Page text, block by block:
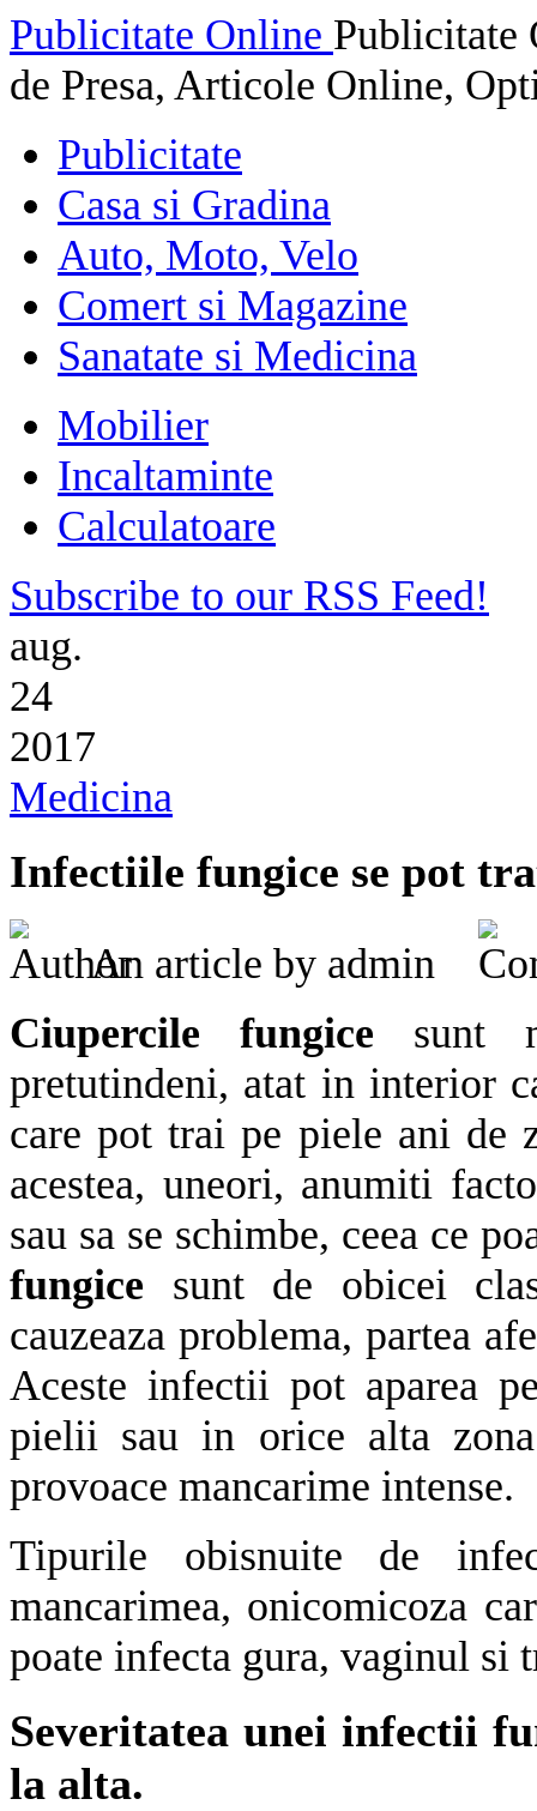
Publicitate Online Publicitate
de Presa, Articole Online,
Publicitate
Casa si Gradina
Auto, Moto, Velo
Comert si Magazine
Sanatate si Medicina
Mobilier
Incaltaminte
Calculatoare
Subscribe to our RSS Feed!
aug.
24
2017
Medicina
Infectiile fungice se pot
An article by admin
Ciupercile fungice sunt
pretutindeni, atat in interior
care pot trai pe piele ani de
acestea, uneori, anumiti
sau sa se schimbe, ceea ce
fungice sunt de obicei
cauzeaza problema, partea
Aceste infectii pot aparea
pielii sau in orice alta
provoace mancarime intense.
Tipurile obisnuite de
mancarimea, onicomicoza
poate infecta gura, vaginul si
Severitatea unei infectii
la alta.